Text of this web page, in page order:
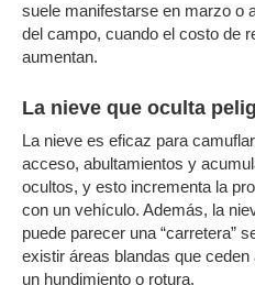
suele manifestarse en marzo o
del campo, cuando el costo de
aumentan.
La nieve que oculta
La nieve es eficaz para
acceso, abultamientos y
ocultos, y esto incrementa la
con un vehículo. Además, la
puede parecer una “carretera”
existir áreas blandas que
un hundimiento o rotura.